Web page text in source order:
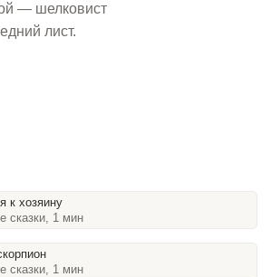
— шелковист
лист.
к хозяину
сказки, 1 мин
сказки, 1 мин